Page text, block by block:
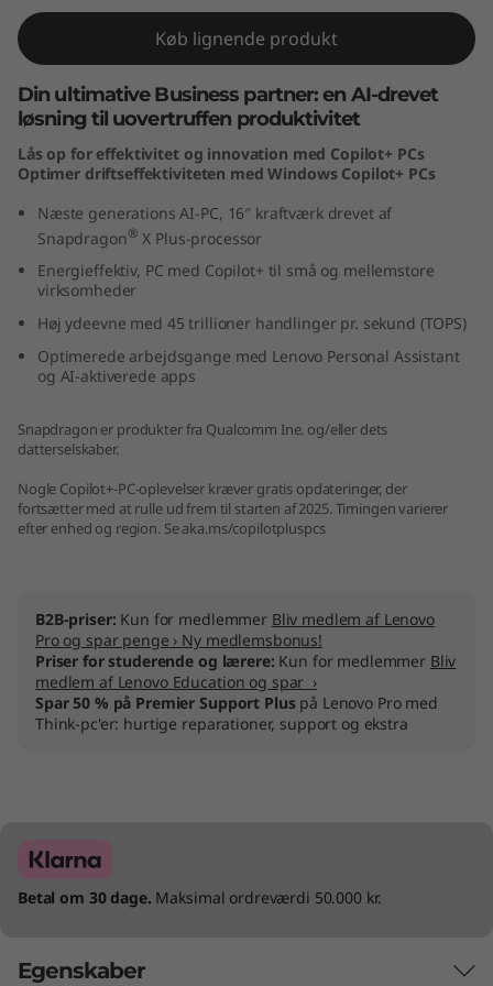
a
p
d
a
g
o
n
Køb lignende produkt
Din ultimative Business partner: en AI-drevet
løsning til uovertruffen produktivitet
Lås op for effektivitet og innovation med Copilot+ PCs
Optimer driftseffektiviteten med Windows Copilot+ PCs
Næste generations AI-PC, 16″ kraftværk drevet af
Snapdragon® X Plus-processor
Energieffektiv, PC med Copilot+ til små og mellemstore
virksomheder
Høj ydeevne med 45 trillioner handlinger pr. sekund (TOPS)
Optimerede arbejdsgange med Lenovo Personal Assistant
og AI-aktiverede apps
Snapdragon er produkter fra Qualcomm Ine. og/eller dets
datterselskaber.
Nogle Copilot+-PC-oplevelser kræver gratis opdateringer, der
fortsætter med at rulle ud frem til starten af 2025. Timingen varierer
efter enhed og region. Se aka.ms/copilotpluspcs
B2B-priser: Kun for medlemmer Bliv medlem af Lenovo
Pro og spar penge › Ny medlemsbonus!
Priser for studerende og lærere: Kun for medlemmer Bliv
medlem af Lenovo Education og spar ›
Spar 50 % på Premier Support Pluspå Lenovo Pro med
Think-pc'er: hurtige reparationer, support og ekstra
Betal om 30 dage. Maksimal ordreværdi 50.000 kr.
Egenskaber